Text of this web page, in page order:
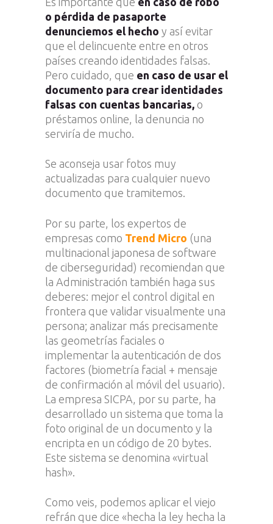
o pérdida de pasaporte
denunciemos el hecho y así evitar
que el delincuente entre en otros
países creando identidades falsas.
Pero cuidado, que en caso de usar el
documento para crear identidades
falsas con cuentas bancarias, o
préstamos online, la denuncia no
serviría de mucho.
Se aconseja usar fotos muy
actualizadas para cualquier nuevo
documento que tramitemos.
Por su parte, los expertos de
empresas como Trend Micro (una
multinacional japonesa de software
de ciberseguridad) recomiendan que
la Administración también haga sus
deberes: mejor el control digital en
frontera que validar visualmente una
persona; analizar más precisamente
las geometrías faciales o
implementar la autenticación de dos
factores (biometría facial + mensaje
de confirmación al móvil del usuario).
La empresa SICPA, por su parte, ha
desarrollado un sistema que toma la
foto original de un documento y la
encripta en un código de 20 bytes.
Este sistema se denomina «virtual
hash».
Como veis, podemos aplicar el viejo
refrán que dice «hecha la ley hecha la